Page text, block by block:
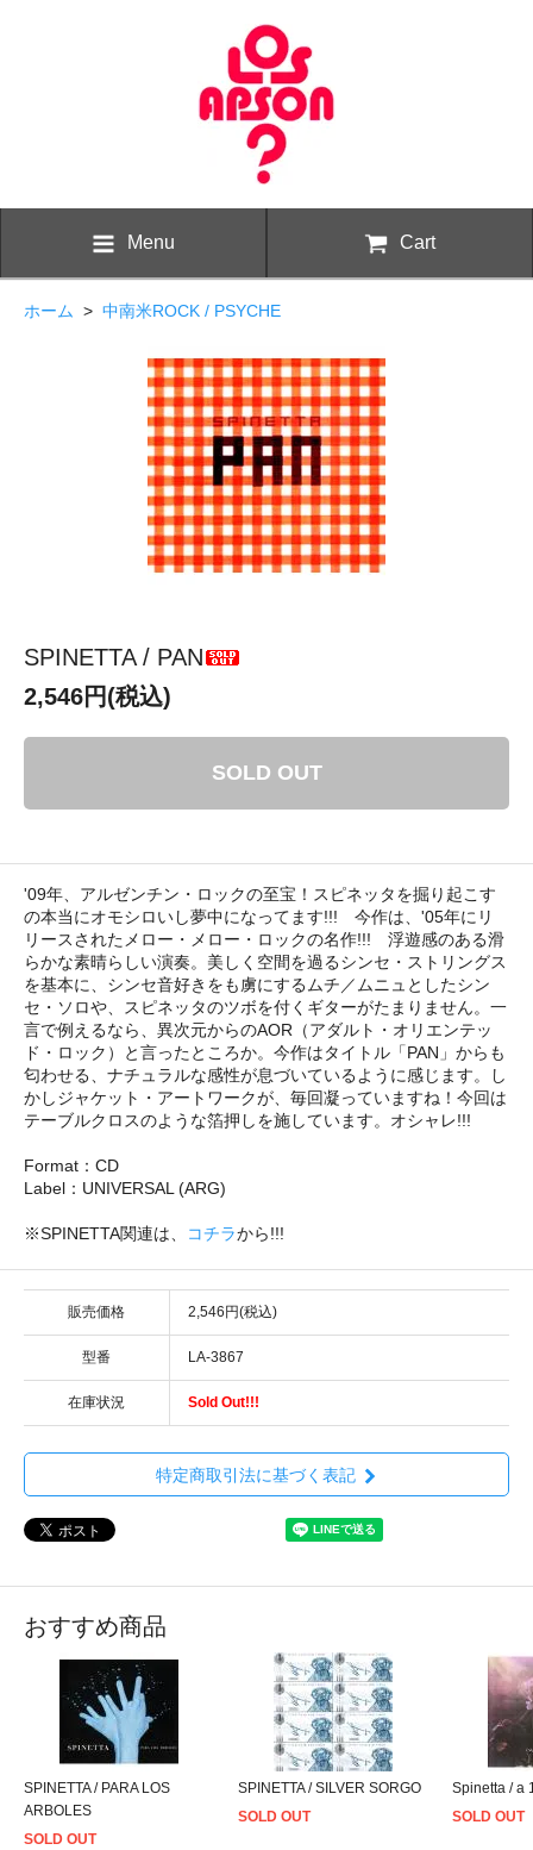
Menu Cart
ホーム > 中南米ROCK / PSYCHE
SPINETTA / PAN
2,546円(税込)
SOLD OUT
'09年、アルゼンチン・ロックの至宝！スピネッタを掘り起こす
の本当にオモシロいし夢中になってます!!! 今作は、'05年にリ
リースされたメロー・メロー・ロックの名作!!! 浮遊感のある滑
らかな素晴らしい演奏。美しく空間を過るシンセ・ストリングス
を基本に、シンセ音好きをも虜にするムチ／ムニュとしたシン
セ・ソロや、スピネッタのツボを付くギターがたまりません。一
言で例えるなら、異次元からのAOR（アダルト・オリエンテッ
ド・ロック）と言ったところか。今作はタイトル「PAN」からも
匂わせる、ナチュラルな感性が息づいているように感じます。し
かしジャケット・アートワークが、毎回凝っていますね！今回は
テーブルクロスのような箔押しを施しています。オシャレ!!!
Format：CD
Label：UNIVERSAL (ARG)
※SPINETTA関連は、 コチラから!!!
販売価格 2,546円(税込)
型番 LA-3867
在庫状況 Sold Out!!!
特定商取引法に基づく表記
おすすめ商品
SPINETTA / PARA LOS
ARBOLES
SOLD OUT
SPINETTA / SILVER SORGO
SOLD OUT
Spinetta / a
SOLD OUT